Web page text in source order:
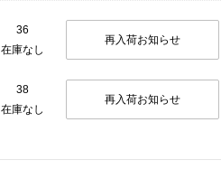
36
在庫なし
再入荷お知らせ
38
在庫なし
再入荷お知らせ